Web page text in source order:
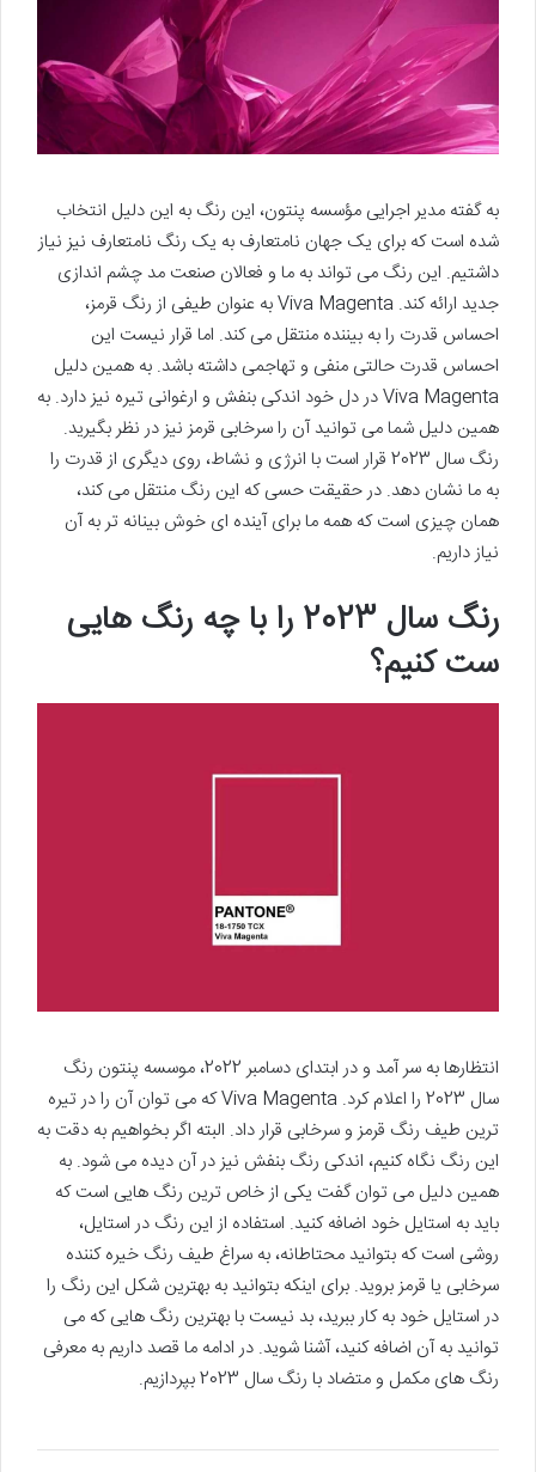
به گفته مدیر اجرایی مؤسسه پنتون، این رنگ به این دلیل انتخاب
شده است که برای یک جهان نامتعارف به یک رنگ نامتعارف نیز نیاز
داشتیم. این رنگ می تواند به ما و فعالان صنعت مد چشم اندازی
جدید ارائه کند. Viva Magenta به عنوان طیفی از رنگ قرمز،
احساس قدرت را به بیننده منتقل می کند. اما قرار نیست این
احساس قدرت حالتی منفی و تهاجمی داشته باشد. به همین دلیل
Viva Magenta در دل خود اندکی بنفش و ارغوانی تیره نیز دارد. به
همین دلیل شما می توانید آن را سرخابی قرمز نیز در نظر بگیرید.
رنگ سال 2023 قرار است با انرژی و نشاط، روی دیگری از قدرت را
به ما نشان دهد. در حقیقت حسی که این رنگ منتقل می کند،
همان چیزی است که همه ما برای آینده ای خوش بینانه تر به آن
نیاز داریم.
رنگ سال 2023 را با چه رنگ هایی
ست کنیم؟
انتظارها به سر آمد و در ابتدای دسامبر 2022، موسسه پنتون رنگ
سال 2023 را اعلام کرد. Viva Magenta که می توان آن را در تیره
ترین طیف رنگ قرمز و سرخابی قرار داد. البته اگر بخواهیم به دقت به
این رنگ نگاه کنیم، اندکی رنگ بنفش نیز در آن دیده می شود. به
همین دلیل می توان گفت یکی از خاص ترین رنگ هایی است که
باید به استایل خود اضافه کنید. استفاده از این رنگ در استایل،
روشی است که بتوانید محتاطانه، به سراغ طیف رنگ خیره کننده
سرخابی یا قرمز بروید. برای اینکه بتوانید به بهترین شکل این رنگ را
در استایل خود به کار ببرید، بد نیست با بهترین رنگ هایی که می
توانید به آن اضافه کنید، آشنا شوید. در ادامه ما قصد داریم به معرفی
رنگ های مکمل و متضاد با رنگ سال 2023 بپردازیم.